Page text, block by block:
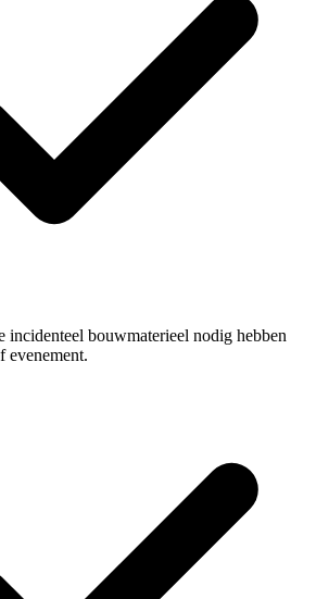
incidenteel bouwmaterieel nodig hebben
evenement.